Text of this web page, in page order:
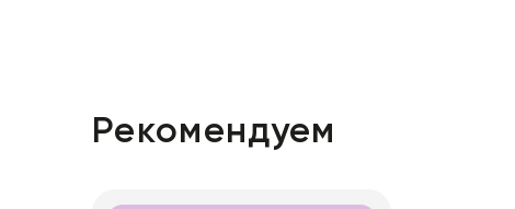
Рекомендуем